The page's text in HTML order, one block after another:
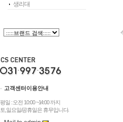
생리대
고객센터이용안내
평일 : 오전 10:00 ~14:00 까지
토,일요일/공휴일은 휴무입니다.